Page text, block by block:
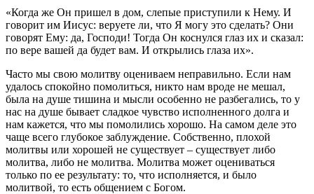
«Когда же Он пришел в дом, слепые приступили к Нему. И
говорит им Иисус: веруете ли, что Я могу это сделать? Они
говорят Ему: да, Господи! Тогда Он коснулся глаз их и сказал:
по вере вашей да будет вам. И открылись глаза их».
Часто мы свою молитву оцениваем неправильно. Если нам
удалось спокойно помолиться, никто нам вроде не мешал,
была на душе тишина и мысли особенно не разбегались, то у
нас на душе бывает сладкое чувство исполненного долга и
нам кажется, что мы помолились хорошо. На самом деле это
чаще всего глубокое заблуждение. Собственно, плохой
молитвы или хорошей не существует – существует либо
молитва, либо не молитва. Молитва может оцениваться
только по ее результату: то, что исполняется, и было
молитвой, то есть общением с Богом.